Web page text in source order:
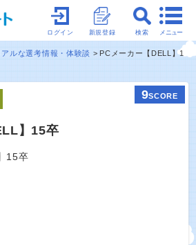
メニュー
検索
新規登録
ログイン
アルな選考情報・体験談
PCメーカー【DELL】1
9SCORE
】15卒